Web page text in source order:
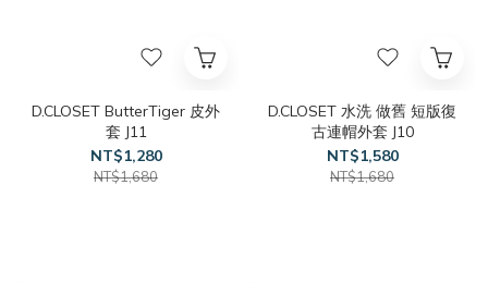
D.CLOSET ButterTiger 皮外
套 J11
NT$1,280
NT$1,680
D.CLOSET 水洗 做舊 短版復
古連帽外套 J10
NT$1,580
NT$1,680